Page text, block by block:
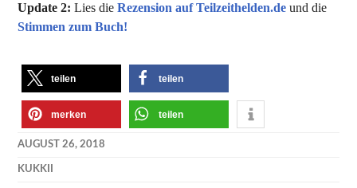
Update 2: Lies dieRezension auf Teilzeithelden.de und die
Stimmen zum Buch!
teilen teilen
merken teilen
AUGUST 26, 2018
KUKKII